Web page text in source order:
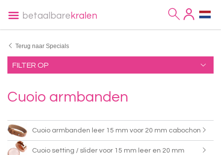
betaalbare kralen
Terug naar Specials
FILTER OP
Cuoio armbanden
Cuoio armbanden leer 15 mm voor 20 mm cabochon
Cuoio setting / slider voor 15 mm leer en 20 mm